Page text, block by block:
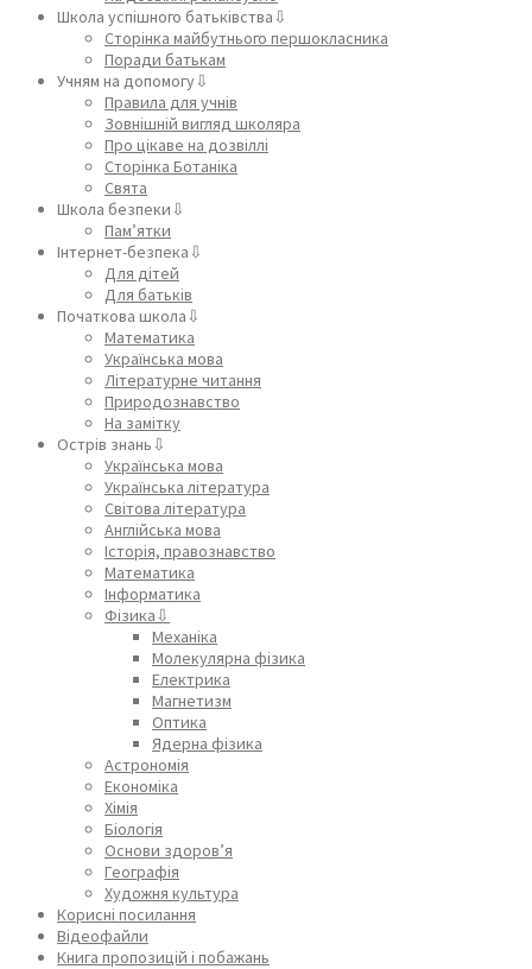
Школа успішного батьківства⇩
Сторінка майбутнього першокласника
Поради батькам
Учням на допомогу⇩
Правила для учнів
Зовнішній вигляд школяра
Про цікаве на дозвіллі
Сторінка Ботаніка
Свята
Школа безпеки⇩
Пам’ятки
Інтернет-безпека⇩
Для дітей
Для батьків
Початкова школа⇩
Математика
Українська мова
Літературне читання
Природознавство
На замітку
Острів знань⇩
Українська мова
Українська література
Світова література
Англійська мова
Історія, правознавство
Математика
Інформатика
Фізика⇩
Механіка
Молекулярна фізика
Електрика
Магнетизм
Оптика
Ядерна фізика
Астрономія
Економіка
Хімія
Біологія
Основи здоров’я
Географія
Художня культура
Корисні посилання
Відеофайли
Книга пропозицій і побажань